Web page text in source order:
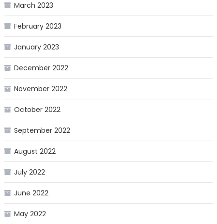
March 2023
February 2023
January 2023
December 2022
November 2022
October 2022
September 2022
August 2022
July 2022
June 2022
May 2022